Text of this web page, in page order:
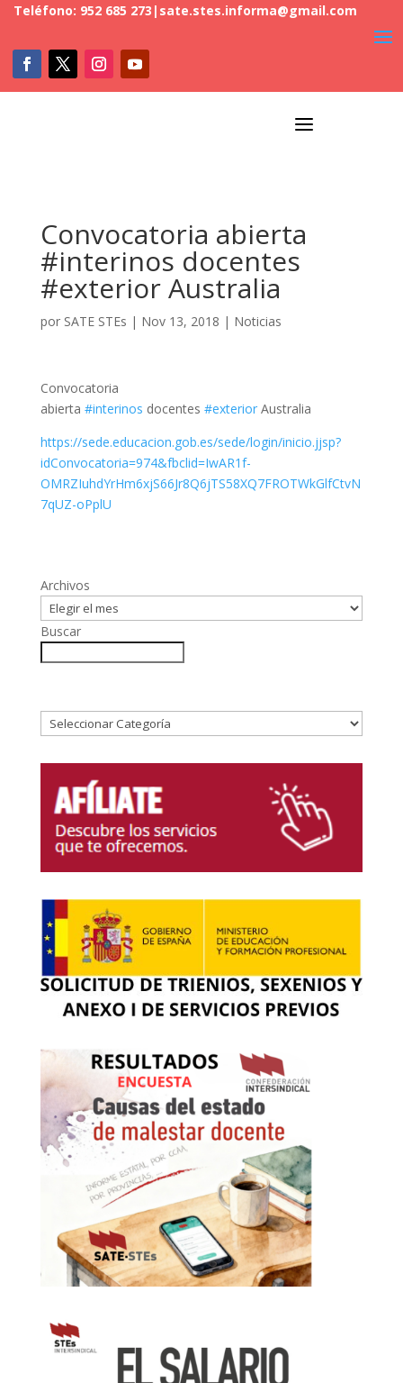
Teléfono: 952 685 273 | sate.stes.informa@gmail.com
a
Convocatoria abierta
#interinos docentes
#exterior Australia
por SATE STEs | Nov 13, 2018 | Noticias
Convocatoria
abierta #interinos docentes #exteriorAustralia
https://sede.educacion.gob.es/sede/login/inicio.jjsp?
idConvocatoria=974&fbclid=IwAR1f-
OMRZIuhdYrHm6xjS66Jr8Q6jTS58XQ7FROTWkGlfCtvN
7qUZ-oPplU
Archivos
Buscar